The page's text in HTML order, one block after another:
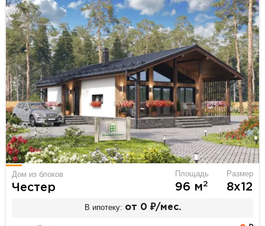
Дом из блоков
Честер
Площадь
96 м2
Размер
8х12
В ипотеку: от 0 ₽/мес.